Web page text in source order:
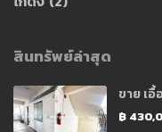
สินทรัพย์ล่าสุด
ขาย เ
฿